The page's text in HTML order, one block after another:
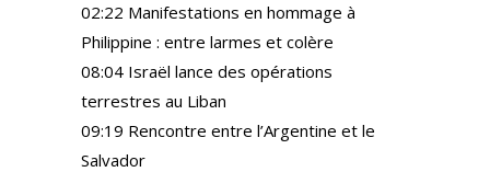
02:22 Manifestations en hommage à
Philippine : entre larmes et colère
08:04 Israël lance des opérations
terrestres au Liban
09:19 Rencontre entre l’Argentine et le
Salvador